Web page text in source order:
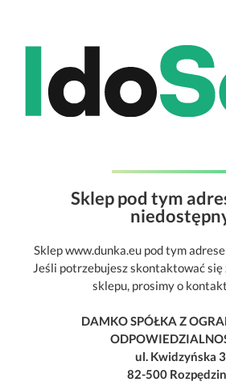
Sklep pod tym
Sklep www.dunka.eu pod tym
Jeśli potrzebujesz skontaktować się
sklepu, prosimy o
DAMKO SPÓŁKA Z
ul. Kwidzyńska 3
82-500